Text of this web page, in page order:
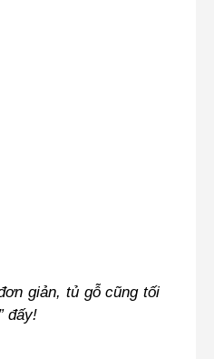
giản, tủ gỗ cũng tối
đấy!